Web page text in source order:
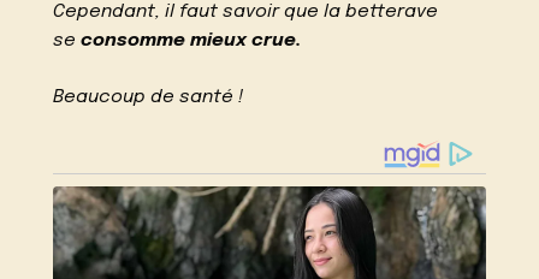
Cependant, il faut savoir que la betterave
seconsomme mieux crue.
Beaucoup de santé !